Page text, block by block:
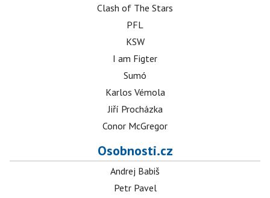
Clash of The Stars
PFL
KSW
I am Figter
Sumó
Karlos Vémola
Jiří Procházka
Conor McGregor
Osobnosti.cz
Andrej Babiš
Petr Pavel